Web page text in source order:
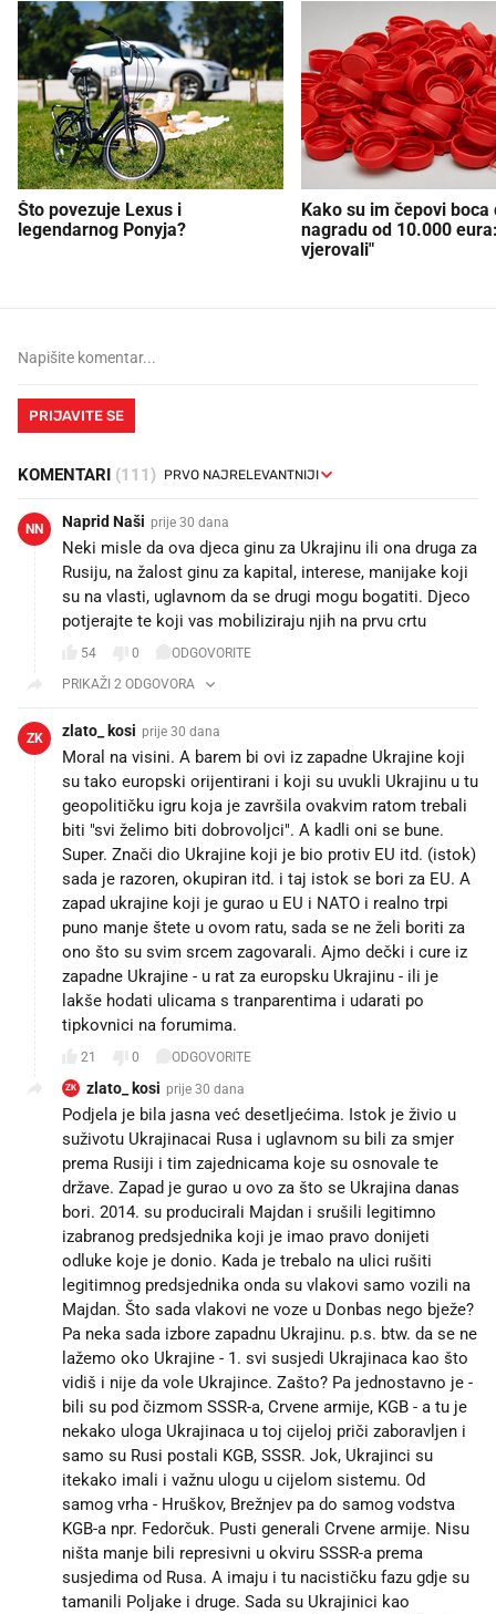
Što povezuje Lexus i
legendarnog Ponyja?
Kako su im čepovi boca
nagradu od 10.000
vjerovali"
PRIJAVITE SE
KOMENTARI (111)
NN Naprid Naši prije 30 dana
Neki misle da ova djeca ginu za Ukrajinu ili ona druga za
Rusiju, na žalost ginu za kapital, interese, manijake koji
su na vlasti, uglavnom da se drugi mogu bogatiti. Djeco
potjerajte te koji vas mobiliziraju njih na prvu crtu
54 0
ODGOVORITE
PRIKAŽI 2 ODGOVORA
ZK zlato_ kosi prije 30 dana
Moral na visini. A barem bi ovi iz zapadne Ukrajine koji
su tako europski orijentirani i koji su uvukli Ukrajinu u tu
geopolitičku igru koja je završila ovakvim ratom trebali
biti "svi želimo biti dobrovoljci". A kadli oni se bune.
Super. Znači dio Ukrajine koji je bio protiv EU itd. (istok)
sada je razoren, okupiran itd. i taj istok se bori za EU. A
zapad ukrajine koji je gurao u EU i NATO i realno trpi
puno manje štete u ovom ratu, sada se ne želi boriti za
ono što su svim srcem zagovarali. Ajmo dečki i cure iz
zapadne Ukrajine - u rat za europsku Ukrajinu - ili je
lakše hodati ulicama s tranparentima i udarati po
tipkovnici na forumima.
21 0 ODGOVORITE
ZK zlato_ kosi prije 30 dana
Podjela je bila jasna već desetljećima. Istok je živio u
suživotu Ukrajinacai Rusa i uglavnom su bili za smjer
prema Rusiji i tim zajednicama koje su osnovale te
države. Zapad je gurao u ovo za što se Ukrajina danas
bori. 2014. su producirali Majdan i srušili legitimno
izabranog predsjednika koji je imao pravo donijeti
odluke koje je donio. Kada je trebalo na ulici rušiti
legitimnog predsjednika onda su vlakovi samo vozili na
Majdan. Što sada vlakovi ne voze u Donbas nego bježe?
Pa neka sada izbore zapadnu Ukrajinu. p.s. btw. da se ne
lažemo oko Ukrajine - 1. svi susjedi Ukrajinaca kao što
vidiš i nije da vole Ukrajince. Zašto? Pa jednostavno je -
bili su pod čizmom SSSR-a, Crvene armije, KGB - a tu je
nekako uloga Ukrajinaca u toj cijeloj priči zaboravljen i
samo su Rusi postali KGB, SSSR. Jok, Ukrajinci su
itekako imali i važnu ulogu u cijelom sistemu. Od
samog vrha - Hruškov, Brežnjev pa do samog vodstva
KGB-a npr. Fedorčuk. Pusti generali Crvene armije. Nisu
ništa manje bili represivni u okviru SSSR-a prema
susjedima od Rusa. A imaju i tu nacističku fazu gdje su
tamanili Poljake i druge. Sada su Ukrajinici kao